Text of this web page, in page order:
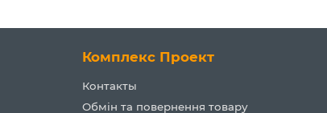
Комплекс Проект
Контакты
Обмін та повернення товару